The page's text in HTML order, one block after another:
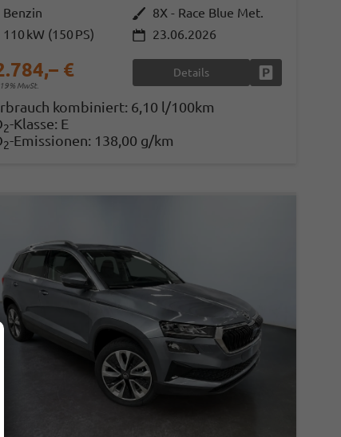
Benzin Außenfarbe8X - Race Blue Met.
110 kW (150 PS) 23.06.2026
€
MwSt.
Details
kombiniert: 6,10 l/100km
2-Klasse: E
2-Emissionen: 138,00 g/km